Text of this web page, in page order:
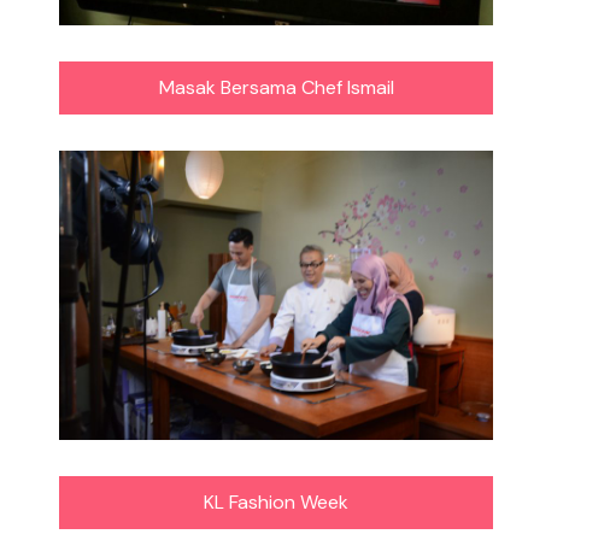
Masak Bersama Chef Ismail
KL Fashion Week